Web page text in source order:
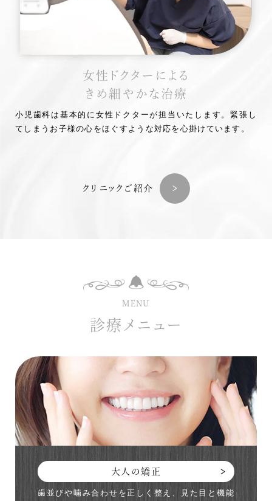
女性ドクターによる
きめ細やかな治療
小児歯科は基本的に女性ドクターが担当いたします。緊張し
てしまうお子様の心をほぐすような対応を心掛けています。
クリニックご紹介
MENU
診療メニュー
大人の矯正
歯並びや噛み合わせを正しく整え、見た目と機能